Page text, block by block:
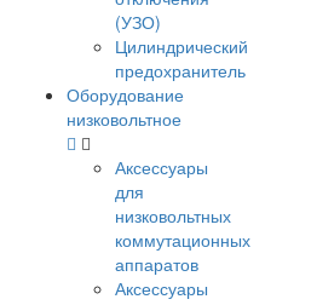
(УЗО)
Цилиндрический
предохранитель
Оборудование
низковольтное
Аксессуары
для
низковольтных
коммутационных
аппаратов
Аксессуары